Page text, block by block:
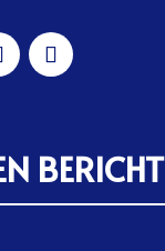
BERICHT